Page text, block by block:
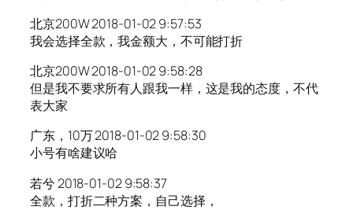
北京200W 2018-01-02 9:57:53
我会选择全款，我金额大，不可能打折
北京200W 2018-01-02 9:58:28
但是我不要求所有人跟我一样，这是我的态度，不代
表大家
广东，10万 2018-01-02 9:58:30
小号有啥建议哈
若兮 2018-01-02 9:58:37
全款，打折二种方案，自己选择，